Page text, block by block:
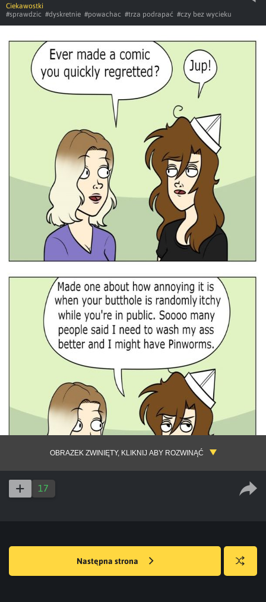
Ciekawostki
#sprawdzic #dyskretnie #powachac #trza podrapać #czy bez wycieku
OBRAZEK ZWINIĘTY, KLIKNIJ ABY ROZWINĄĆ
17
Następna strona